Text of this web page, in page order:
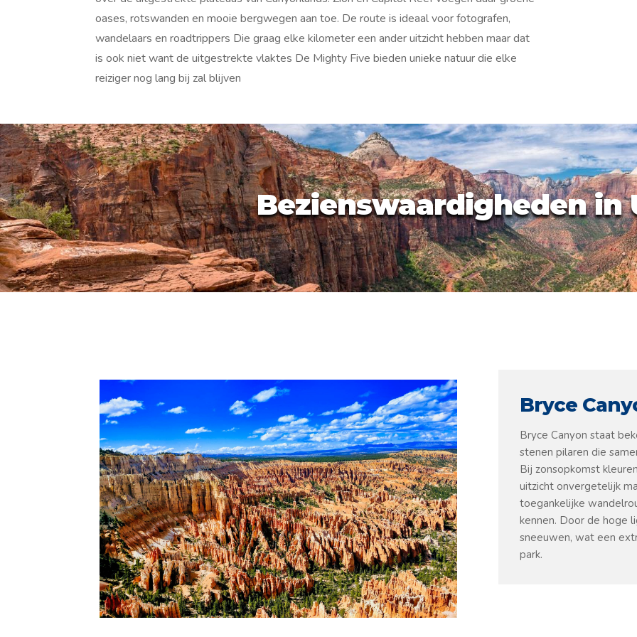
oases, rotswanden en mooie bergwegen aan toe. De route is ideaal voor fotografen,
wandelaars en roadtrippers Die graag elke kilometer een ander uitzicht hebben maar dat
is ook niet want de uitgestrekte vlaktes De Mighty Five bieden unieke natuur die elke
reiziger nog lang bij zal blijven
Bezienswaardigheden in
Bryce
Bryce Canyon staat
stenen pilaren die
Bij zonsopkomst
uitzicht onvergetelijk
toegankelijke
kennen. Door de hoge
sneeuwen, wat een
park.